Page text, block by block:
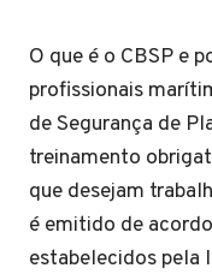
O que é o CBSP e
profissionais
de Segurança de
treinamento
que desejam
é emitido de
estabelecidos pela